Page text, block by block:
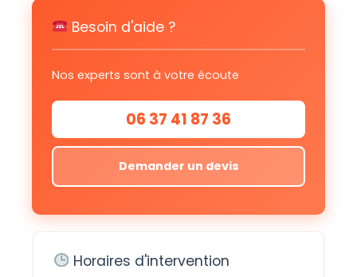
Besoin d'aide ?
Nos experts sont à votre écoute
06 37 41 87 36
Demander un devis
Horaires d'intervention